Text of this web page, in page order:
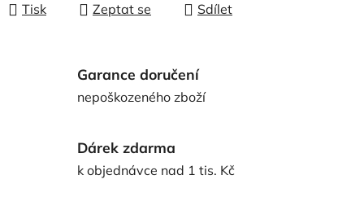
Tisk Zeptat se Sdílet
Garance doručení
nepoškozeného zboží
Dárek zdarma
k objednávce nad 1 tis. Kč